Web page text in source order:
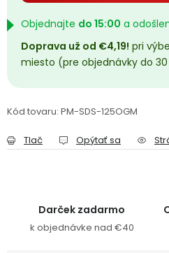
Objednajte do 15:00 a
Doprava už od €4,19! pri
miesto (pre objednávky do 30
Kód tovaru: PM-SDS-125OGM
Tlač Opýtať sa
Darček zadarmo
k objednávke nad €40